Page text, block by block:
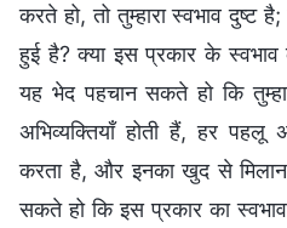
करते हो, तो तुम्हारा स्वभाव दुष्ट
हुई है? क्या इस प्रकार के
यह भेद पहचान सकते हो कि
अभिव्यक्तियाँ होती हैं, हर
करता है, और इनका खुद से
सकते हो कि इस प्रकार का